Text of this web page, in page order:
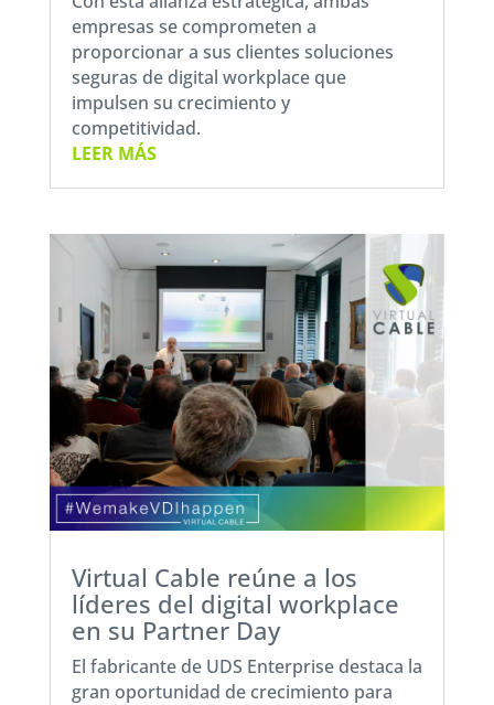
empresas se comprometen a
proporcionar a sus clientes soluciones
seguras de digital workplace que
impulsen su crecimiento y
competitividad.
LEER MÁS
Virtual Cable reúne a los
líderes del digital workplace
en su Partner Day
El fabricante de UDS Enterprise destaca la
gran oportunidad de crecimiento para